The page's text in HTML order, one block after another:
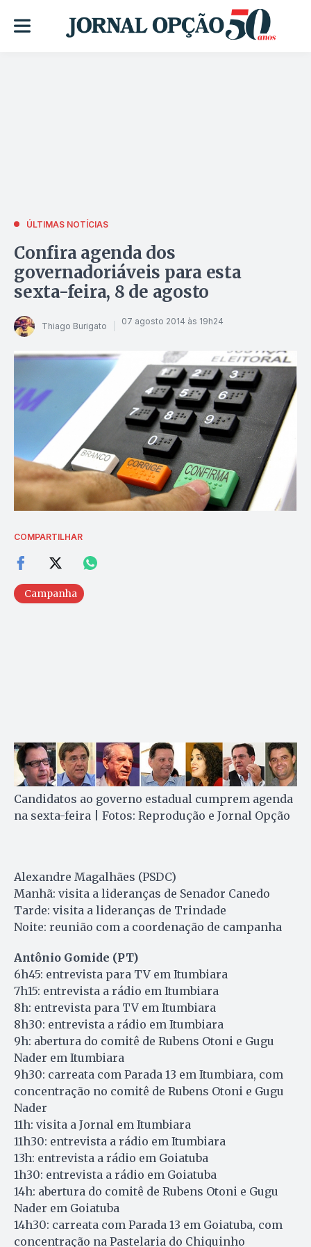
ÚLTIMAS NOTÍCIAS
Confira agenda dos
governadoriáveis para esta
sexta-feira, 8 de agosto
Thiago Burigato 07 agosto 2014 às 19h24
COMPARTILHAR
Campanha
Candidatos ao governo estadual cumprem agenda
na sexta-feira | Fotos: Reprodução e Jornal Opção
Alexandre Magalhães (PSDC)
Manhã: visita a lideranças de Senador Canedo
Tarde: visita a lideranças de Trindade
Noite: reunião com a coordenação de campanha
Antônio Gomide (PT)
6h45: entrevista para TV em Itumbiara
7h15: entrevista a rádio em Itumbiara
8h: entrevista para TV em Itumbiara
8h30: entrevista a rádio em Itumbiara
9h: abertura do comitê de Rubens Otoni e Gugu
Nader em Itumbiara
9h30: carreata com Parada 13 em Itumbiara, com
concentração no comitê de Rubens Otoni e Gugu
Nader
11h: visita a Jornal em Itumbiara
11h30: entrevista a rádio em Itumbiara
13h: entrevista a rádio em Goiatuba
1h30: entrevista a rádio em Goiatuba
14h: abertura do comitê de Rubens Otoni e Gugu
Nader em Goiatuba
14h30: carreata com Parada 13 em Goiatuba, com
concentração na Pastelaria do Chiquinho